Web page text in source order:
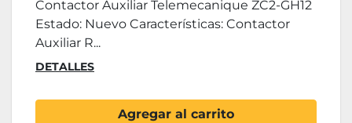
Contactor Auxiliar Telemecanique ZC2-GH12
Estado: Nuevo Características: Contactor
Auxiliar R...
DETALLES
Agregar al carrito